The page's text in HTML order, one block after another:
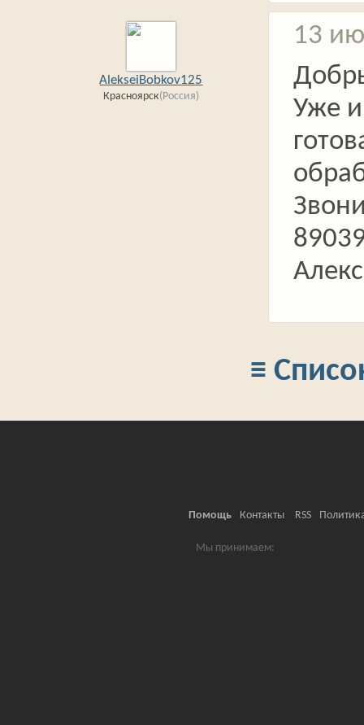
AlekseiBobkov125
Красноярск(Россия)
13
Уже
≡
Помощь Контакты RSS
Мы принимаем: